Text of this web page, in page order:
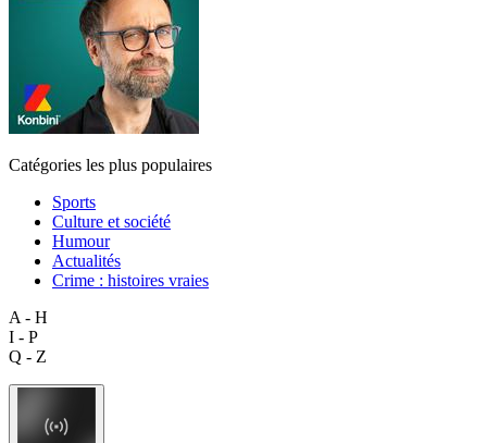
Catégories les plus populaires
Sports
Culture et société
Humour
Actualités
Crime : histoires vraies
A - H
I - P
Q - Z